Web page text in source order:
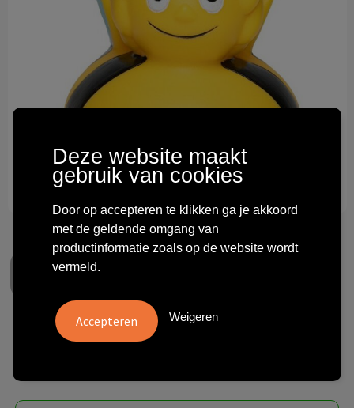
Technologie & gadgets
Themageschenken
Overig
Maya the Bee
Deze website maakt
gebruik van cookies
Door op accepteren te klikken ga je akkoord
met de geldende omgang van
productinformatie zoals op de website wordt
vermeld.
Weigeren